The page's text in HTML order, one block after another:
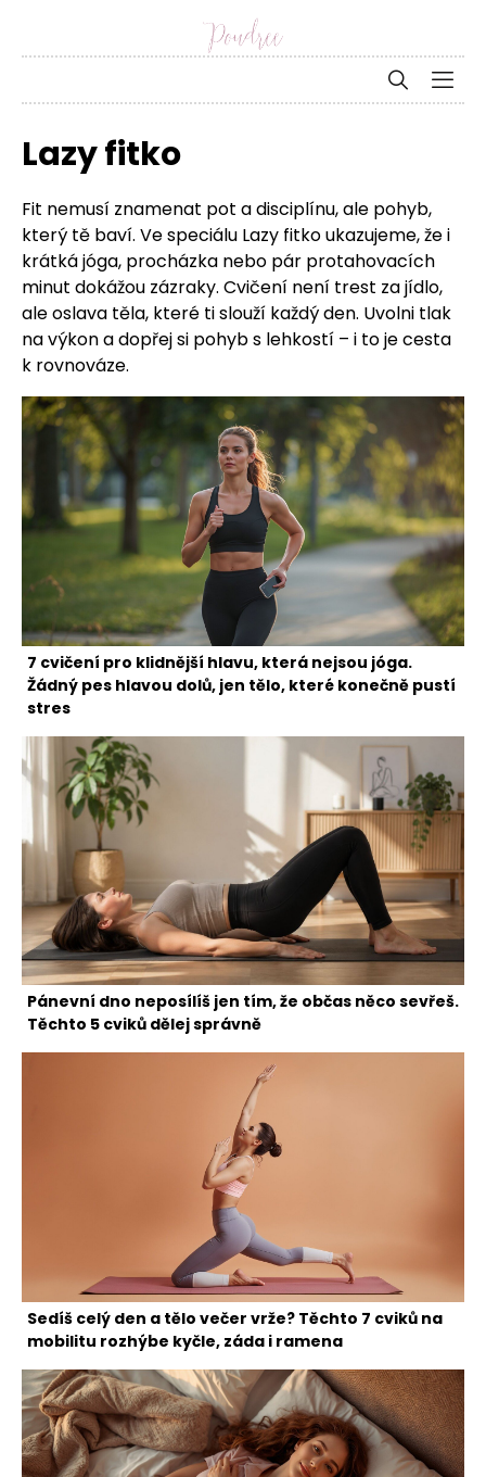
Lazy fitko
Fit nemusí znamenat pot a disciplínu, ale pohyb,
který tě baví. Ve speciálu Lazy fitko ukazujeme, že i
krátká jóga, procházka nebo pár protahovacích
minut dokážou zázraky. Cvičení není trest za jídlo,
ale oslava těla, které ti slouží každý den. Uvolni tlak
na výkon a dopřej si pohyb s lehkostí – i to je cesta
k rovnováze.
7 cvičení pro klidnější hlavu, která nejsou jóga.
Žádný pes hlavou dolů, jen tělo, které konečně pustí
stres
Pánevní dno neposílíš jen tím, že občas něco sevřeš.
Těchto 5 cviků dělej správně
Sedíš celý den a tělo večer vrže? Těchto 7 cviků na
mobilitu rozhýbe kyčle, záda i ramena